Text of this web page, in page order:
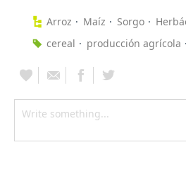
Arroz Maíz Sorgo
cereal
producción agrícola